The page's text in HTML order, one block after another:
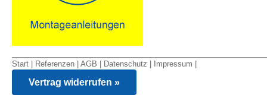
Start Referenzen AGB Datenschutz Impressum
Vertrag widerrufen »